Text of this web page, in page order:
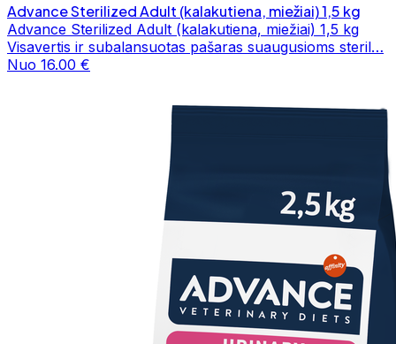
Advance Sterilized Adult (kalakutiena, miežiai) 1,5 kg
Advance Sterilized Adult (kalakutiena, miežiai) 1,5 kg
Visavertis ir subalansuotas pašaras suaugusioms steril…
Nuo 16.00 €